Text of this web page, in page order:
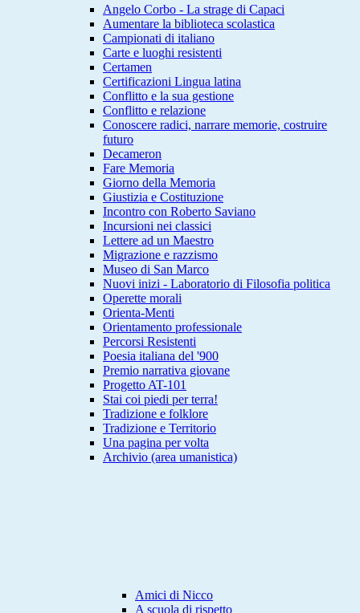
Angelo Corbo - La strage di Capaci
Aumentare la biblioteca scolastica
Campionati di italiano
Carte e luoghi resistenti
Certamen
Certificazioni Lingua latina
Conflitto e la sua gestione
Conflitto e relazione
Conoscere radici, narrare memorie, costruire
futuro
Decameron
Fare Memoria
Giorno della Memoria
Giustizia e Costituzione
Incontro con Roberto Saviano
Incursioni nei classici
Lettere ad un Maestro
Migrazione e razzismo
Museo di San Marco
Nuovi inizi - Laboratorio di Filosofia politica
Operette morali
Orienta-Menti
Orientamento professionale
Percorsi Resistenti
Poesia italiana del '900
Premio narrativa giovane
Progetto AT-101
Stai coi piedi per terra!
Tradizione e folklore
Tradizione e Territorio
Una pagina per volta
Archivio (area umanistica)
Amici di Nicco
A scuola di rispetto